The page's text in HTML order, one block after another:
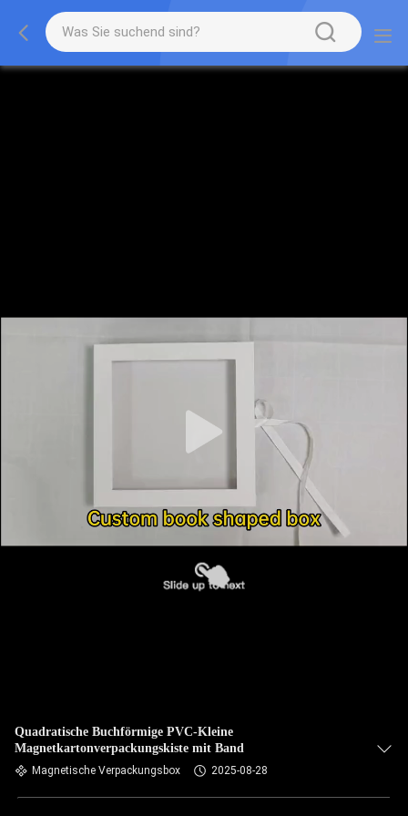
Quadratische Buchförmige PVC-Kleine
Magnetkartonverpackungskiste mit Band
Magnetische Verpackungsbox 2025-08-28